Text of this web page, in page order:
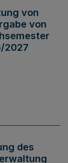
von
von
2027
des